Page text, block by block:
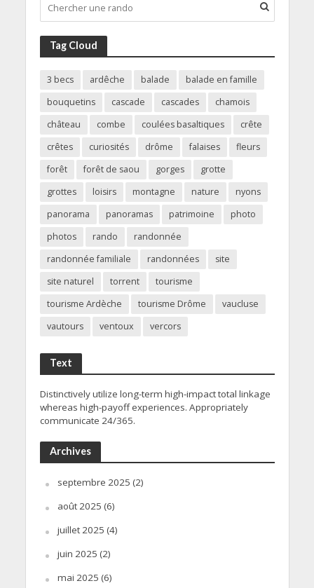
Tag Cloud
3 becs ardêche balade
balade en famille
bouquetins
cascade cascades
chamois
château
combe coulées basaltiques
crête
crêtes
curiosités drôme falaises
fleurs
forêt
forêt de saou gorges
grotte
grottes
loisirs montagne nature
nyons
panorama
panoramas patrimoine
photo
photos
rando
randonnée
randonnée familiale
randonnées
site
site naturel
torrent
tourisme
tourisme Ardèche
tourisme Drôme
vaucluse
vautours
ventoux vercors
Text
Distinctively utilize long-term high-impact total linkage
whereas high-payoff experiences. Appropriately
communicate 24/365.
Archives
septembre 2025 (2)
août 2025 (6)
juillet 2025 (4)
juin 2025 (2)
mai 2025 (6)